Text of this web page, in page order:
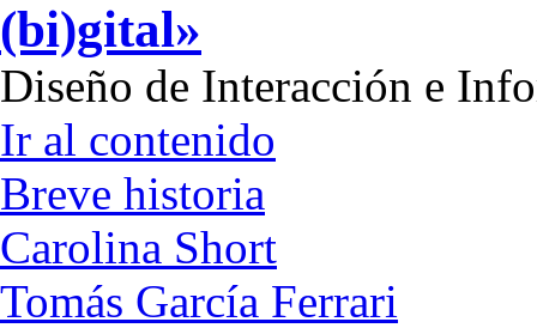
(bi)gital»
Diseño de Interacción e
Ir al contenido
Breve historia
Carolina Short
Tomás García Ferrari